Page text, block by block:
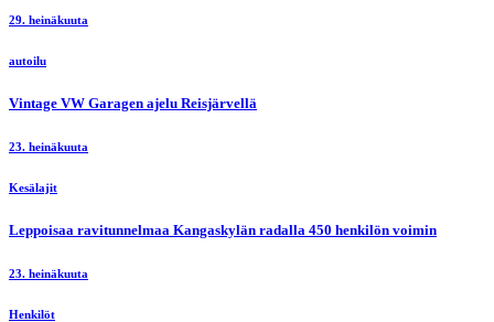
29. heinäkuuta
autoilu
Vintage VW Garagen ajelu Reisjärvellä
23. heinäkuuta
Kesälajit
Leppoisaa ravitunnelmaa Kangaskylän radalla 450 henkilön voimin
23. heinäkuuta
Henkilöt